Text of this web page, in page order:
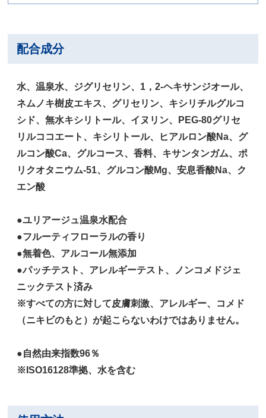
配合成分
水、温泉水、ジグリセリン、1，2-ヘキサンジオール、
ネムノキ樹皮エキス、グリセリン、キシリチルグルコ
シド、無水キシリトール、イヌリン、PEG-80グリセ
リルココエート、キシリトール、ヒアルロン酸Na、グ
ルコン酸Ca、グルコース、香料、キサンタンガム、ポ
リクオタニウム-51、グルコン酸Mg、安息香酸Na、ク
エン酸
●ユリアージュ温泉水配合
●フルーティフローラルの香り
●無着色、アルコール無添加
●パッチテスト、アレルギーテスト、ノンコメドジェ
ニックテスト済み
※すべての方に対して皮膚刺激、アレルギー、コメド
（ニキビのもと）が起こらないわけではありません。
●自然由来指数96％
※ISO16128準拠、水を含む